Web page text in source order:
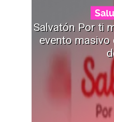
Salvatón Por ti
evento